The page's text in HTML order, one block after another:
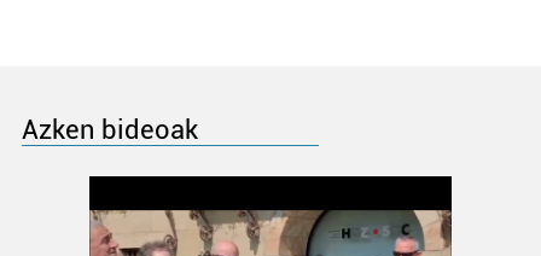
Azken bideoak